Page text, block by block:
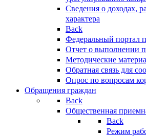
Сведения о доходах,
характера
Back
Федеральный портал
Отчет о выполнении
Методические
Обратная связь для
Опрос по вопросам
Обращения граждан
Back
Общественная
Back
Режим